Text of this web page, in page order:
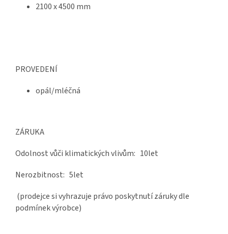
2100 x 4500 mm
PROVEDENÍ
opál/mléčná
ZÁRUKA
Odolnost vůči klimatických vlivům: 10let
Nerozbitnost: 5let
(prodejce si vyhrazuje právo poskytnutí záruky dle
podmínek výrobce)